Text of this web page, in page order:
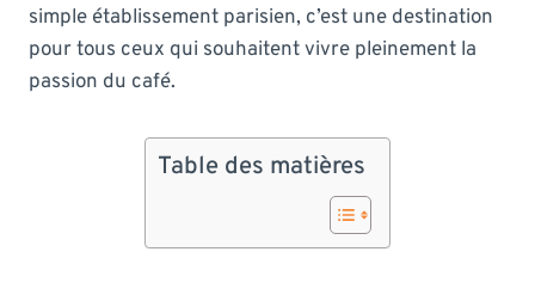
simple établissement parisien, c’est une destination
pour tous ceux qui souhaitent vivre pleinement la
passion du café.
Table des matières